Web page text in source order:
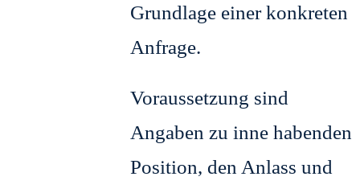
Grundlage einer konkreten
Anfrage.
Voraussetzung sind
Angaben zu inne habenden
Position, den Anlass und